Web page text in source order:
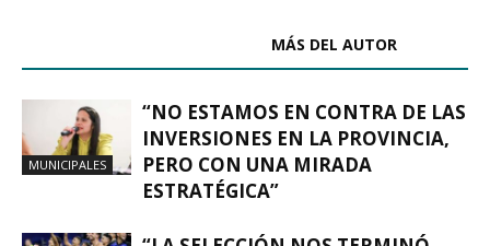
MÁS DEL AUTOR
MUNICIPALES
“NO ESTAMOS EN CONTRA DE LAS
INVERSIONES EN LA PROVINCIA,
PERO CON UNA MIRADA
ESTRATÉGICA”